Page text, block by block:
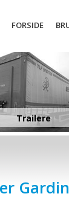
FORSIDE
Trailere
Gardin